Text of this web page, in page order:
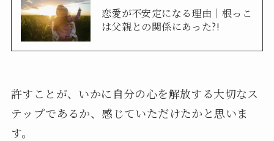
恋愛が不安定になる理由｜根っこ
は父親との関係にあった?!
許すことが、いかに自分の心を解放する大切なス
テップであるか、感じていただけたかと思いま
す。